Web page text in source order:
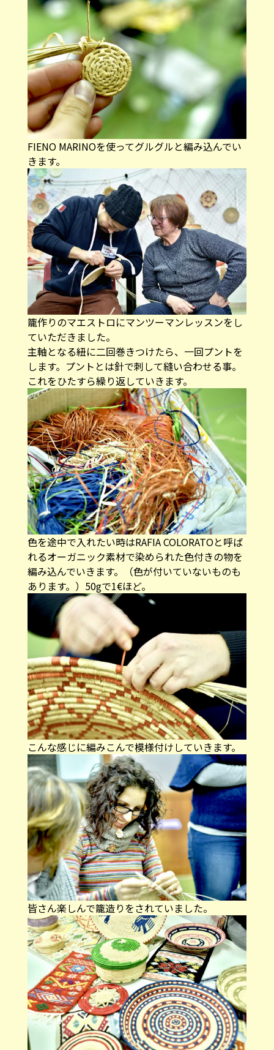
FIENO MARINOを使ってグルグルと編み込んでい
きます。
籠作りのマエストロにマンツーマンレッスンをし
ていただきました。
主軸となる紐に二回巻きつけたら、一回プントを
します。プントとは針で刺して縫い合わせる事。
これをひたすら繰り返していきます。
色を途中で入れたい時はRAFIA COLORATOと呼ば
れるオーガニック素材で染められた色付きの物を
編み込んでいきます。（色が付いていないものも
あります。）50gで1€ほど。
こんな感じに編みこんで模様付けしていきます。
皆さん楽しんで籠造りをされていました。